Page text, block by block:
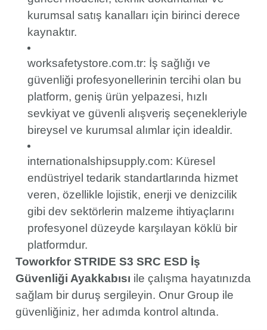
kurumsal satış kanalları için birinci derece
kaynaktır.
worksafetystore.com.tr: İş sağlığı ve
güvenliği profesyonellerinin tercihi olan bu
platform, geniş ürün yelpazesi, hızlı
sevkiyat ve güvenli alışveriş seçenekleriyle
bireysel ve kurumsal alımlar için idealdir.
internationalshipsupply.com: Küresel
endüstriyel tedarik standartlarında hizmet
veren, özellikle lojistik, enerji ve denizcilik
gibi dev sektörlerin malzeme ihtiyaçlarını
profesyonel düzeyde karşılayan köklü bir
platformdur.
Toworkfor STRIDE S3 SRC ESD İş
Güvenliği Ayakkabısı ile çalışma hayatınızda
sağlam bir duruş sergileyin. Onur Group ile
güvenliğiniz, her adımda kontrol altında.